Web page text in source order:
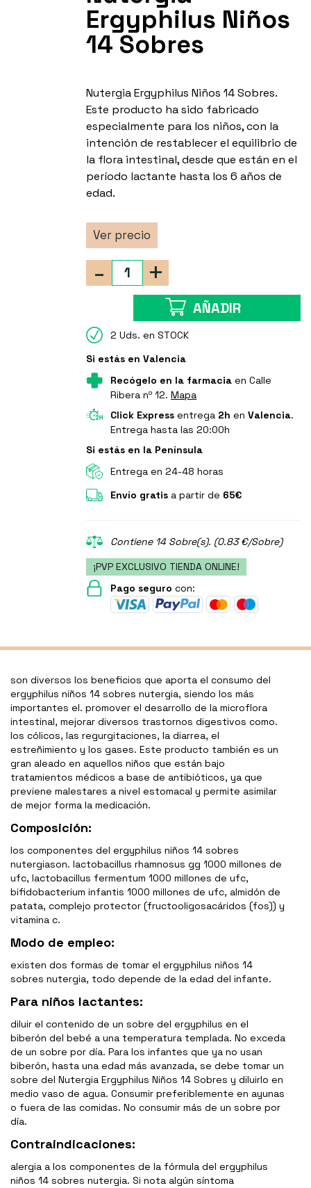
Ergyphilus Niños
14 Sobres
Nutergia Ergyphilus Niños 14 Sobres.
Este producto ha sido fabricado
especialmente para los niños, con la
intención de restablecer el equilibrio de
la flora intestinal, desde que están en el
período lactante hasta los 6 años de
edad.
Ver precio
+
-
AÑADIR
2 Uds. en STOCK
Si estás en Valencia
Recógelo en la farmacia en Calle
Ribera nº 12.Mapa
Click Express entrega 2h enValencia.
Entrega hasta las 20:00h
Si estás en la Península
Entrega en 24-48 horas
Envío gratis a partir de 65€
Contiene 14 Sobre(s). (0.83 €/Sobre)
¡PVP EXCLUSIVO TIENDA ONLINE!
Pago seguro con:
son diversos los beneficios que aporta el consumo del
ergyphilus niños 14 sobres nutergia, siendo los más
importantes el. promover el desarrollo de la microflora
intestinal, mejorar diversos trastornos digestivos como.
los cólicos, las regurgitaciones, la diarrea, el
estreñimiento y los gases. Este producto también es un
gran aleado en aquellos niños que están bajo
tratamientos médicos a base de antibióticos, ya que
previene malestares a nivel estomacal y permite asimilar
de mejor forma la medicación.
Composición:
los componentes del ergyphilus niños 14 sobres
nutergiason. lactobacillus rhamnosus gg 1000 millones de
ufc, lactobacillus fermentum 1000 millones de ufc,
bifidobacterium infantis 1000 millones de ufc, almidón de
patata, complejo protector (fructooligosacáridos (fos)) y
vitamina c.
Modo de empleo:
existen dos formas de tomar el ergyphilus niños 14
sobres nutergia, todo depende de la edad del infante.
Para niños lactantes:
diluir el contenido de un sobre del ergyphilus en el
biberón del bebé a una temperatura templada. No exceda
de un sobre por día. Para los infantes que ya no usan
biberón, hasta una edad más avanzada, se debe tomar un
sobre del Nutergia Ergyphilus Niños 14 Sobres y diluirlo en
medio vaso de agua. Consumir preferiblemente en ayunas
o fuera de las comidas. No consumir más de un sobre por
día.
Contraindicaciones:
alergia a los componentes de la fórmula del ergyphilus
niños 14 sobres nutergia. Si nota algún síntoma